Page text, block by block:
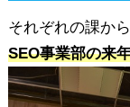
それぞれの課か
SEO事業部の来